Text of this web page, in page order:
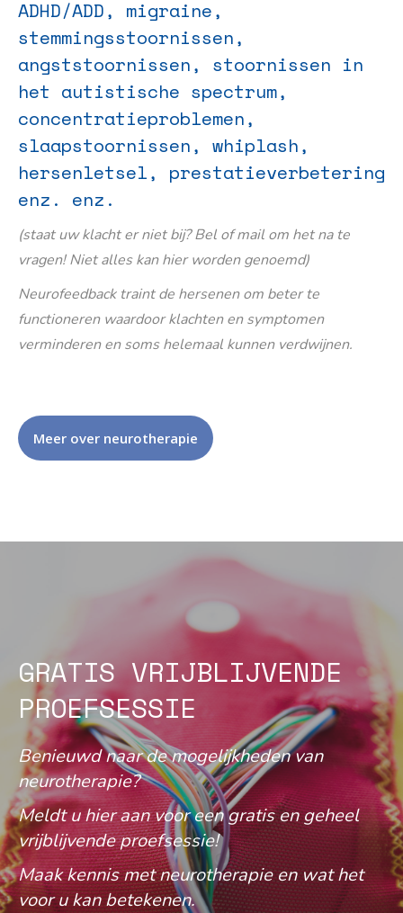
ADHD/ADD, migraine,
stemmingsstoornissen,
angststoornissen, stoornissen in
het autistische spectrum,
concentratieproblemen,
slaapstoornissen, whiplash,
hersenletsel, prestatieverbetering
enz. enz.
(staat uw klacht er niet bij? Bel of mail om het na te
vragen! Niet alles kan hier worden genoemd)
Neurofeedback traint de hersenen om beter te
functioneren waardoor klachten en symptomen
verminderen en soms helemaal kunnen verdwijnen.
Meer over neurotherapie
GRATIS VRIJBLIJVENDE
PROEFSESSIE
Benieuwd naar de mogelijkheden van
neurotherapie?
Meldt u hier aan voor een gratis en geheel
vrijblijvende proefsessie!
Maak kennis met neurotherapie en wat het
voor u kan betekenen.